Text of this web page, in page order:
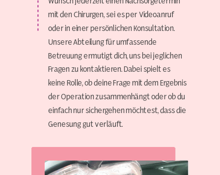
mit den Chirurgen, sei es per Videoanruf
oder in einer persönlichen Konsultation.
Unsere Abteilung für umfassende
Betreuung ermutigt dich, uns bei jeglichen
Fragen zu kontaktieren. Dabei spielt es
keine Rolle, ob deine Frage mit dem Ergebnis
der Operation zusammenhängt oder ob du
einfach nur sichergehen möchtest, dass die
Genesung gut verläuft.